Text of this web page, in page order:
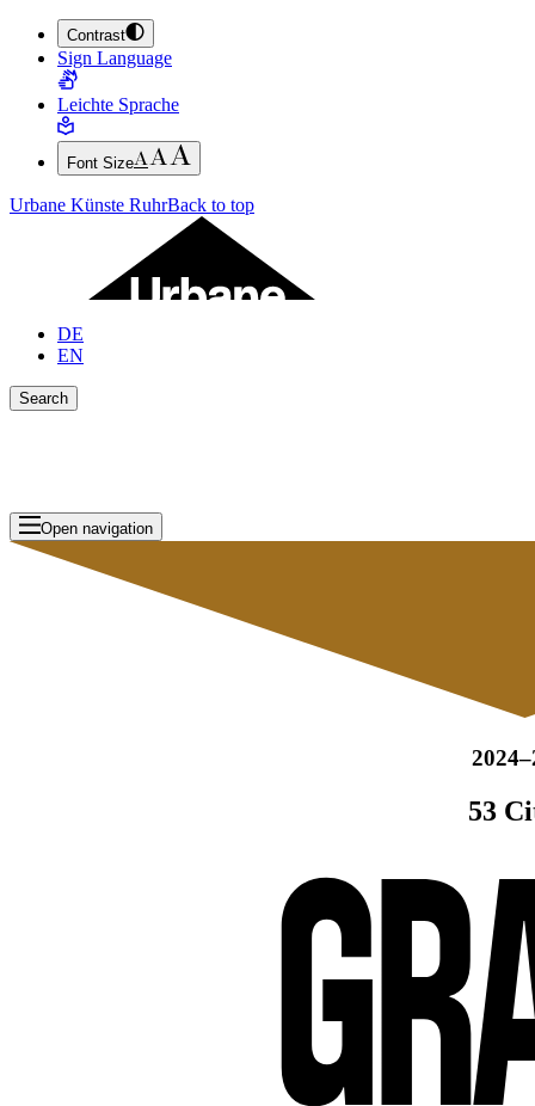
JUMP TO MAIN CONTENT (PRESS ENTER)
JUMP TO THE FOOTER (PRESS ENTER)
Contrast
Sign Language
Leichte Sprache
Font Size
Urbane Künste RuhrBack to top
DE
EN
Search
Open navigation
53